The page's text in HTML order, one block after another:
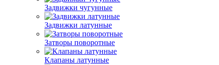
Задвижки чугунные
Задвижки латунные
Затворы поворотные
Клапаны латунные